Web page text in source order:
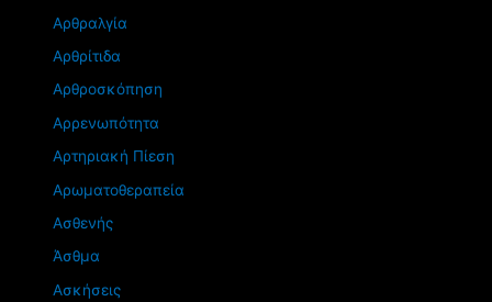
Αρθραλγία
Αρθρίτιδα
Αρθροσκόπηση
Αρρενωπότητα
Αρτηριακή Πίεση
Αρωματοθεραπεία
Ασθενής
Άσθμα
Ασκήσεις